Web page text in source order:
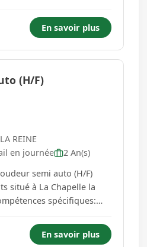
sur le terrain vos
soigneusement
préparées au siège en amont. ...
En savoir plus
(H/F)
REINE
en journée
2 An(s)
semi auto (H/F)
situé à La Chapelle la
autonome, manuel,
En savoir plus